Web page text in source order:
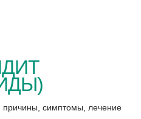
причины, симптомы, лечение